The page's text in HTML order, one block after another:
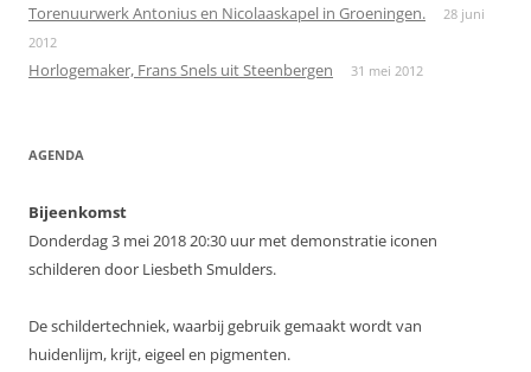
Torenuurwerk Antonius en Nicolaaskapel in Groeningen.
28 juni
2012
Horlogemaker, Frans Snels uit Steenbergen 31 mei 2012
AGENDA
Bijeenkomst
Donderdag 3 mei 2018 20:30 uur met demonstratie iconen
schilderen door Liesbeth Smulders.
De schildertechniek, waarbij gebruik gemaakt wordt van
huidenlijm, krijt, eigeel en pigmenten.